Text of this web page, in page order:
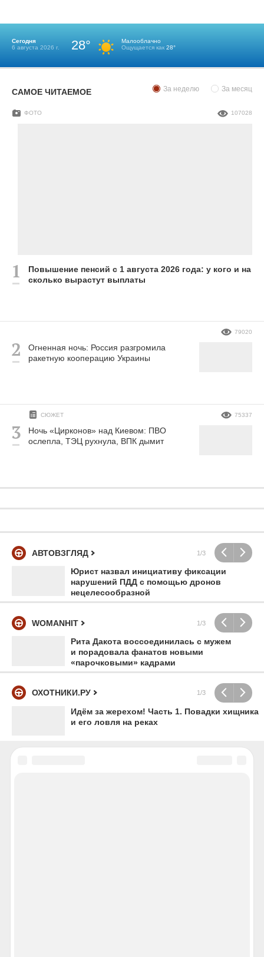
Сегодня
6 августа 2026 г.
28°
Малооблачно
Ощущается как 28°
САМОЕ ЧИТАЕМОЕ За неделю За месяц
Повышение пенсий с 1 августа 2026 года: у кого и на
сколько вырастут выплаты
ФОТО 107028
Огненная ночь: Россия разгромила
ракетную кооперацию Украины
79020
Ночь «Цирконов» над Киевом: ПВО
ослепла, ТЭЦ рухнула, ВПК дымит
СЮЖЕТ 75337
АВТОВЗГЛЯД 1/3
Юрист назвал инициативу фиксации
нарушений ПДД с помощью дронов
нецелесообразной
WOMANHIT 1/3
Рита Дакота воссоединилась с мужем
и порадовала фанатов новыми
«парочковыми» кадрами
ОХОТНИКИ.РУ 1/3
Идём за жерехом! Часть 1. Повадки хищника
и его ловля на реках